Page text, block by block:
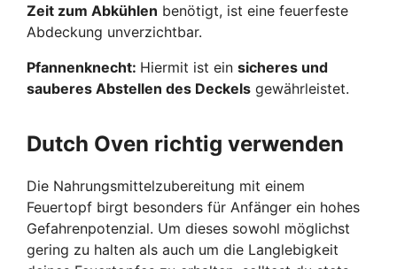
Zeit zum Abkühlen benötigt, ist eine feuerfeste
Abdeckung unverzichtbar.
Pfannenknecht: Hiermit ist ein sicheres und
sauberes Abstellen des Deckels gewährleistet.
Dutch Oven richtig verwenden
Die Nahrungsmittelzubereitung mit einem
Feuertopf birgt besonders für Anfänger ein hohes
Gefahrenpotenzial. Um dieses sowohl möglichst
gering zu halten als auch um die Langlebigkeit